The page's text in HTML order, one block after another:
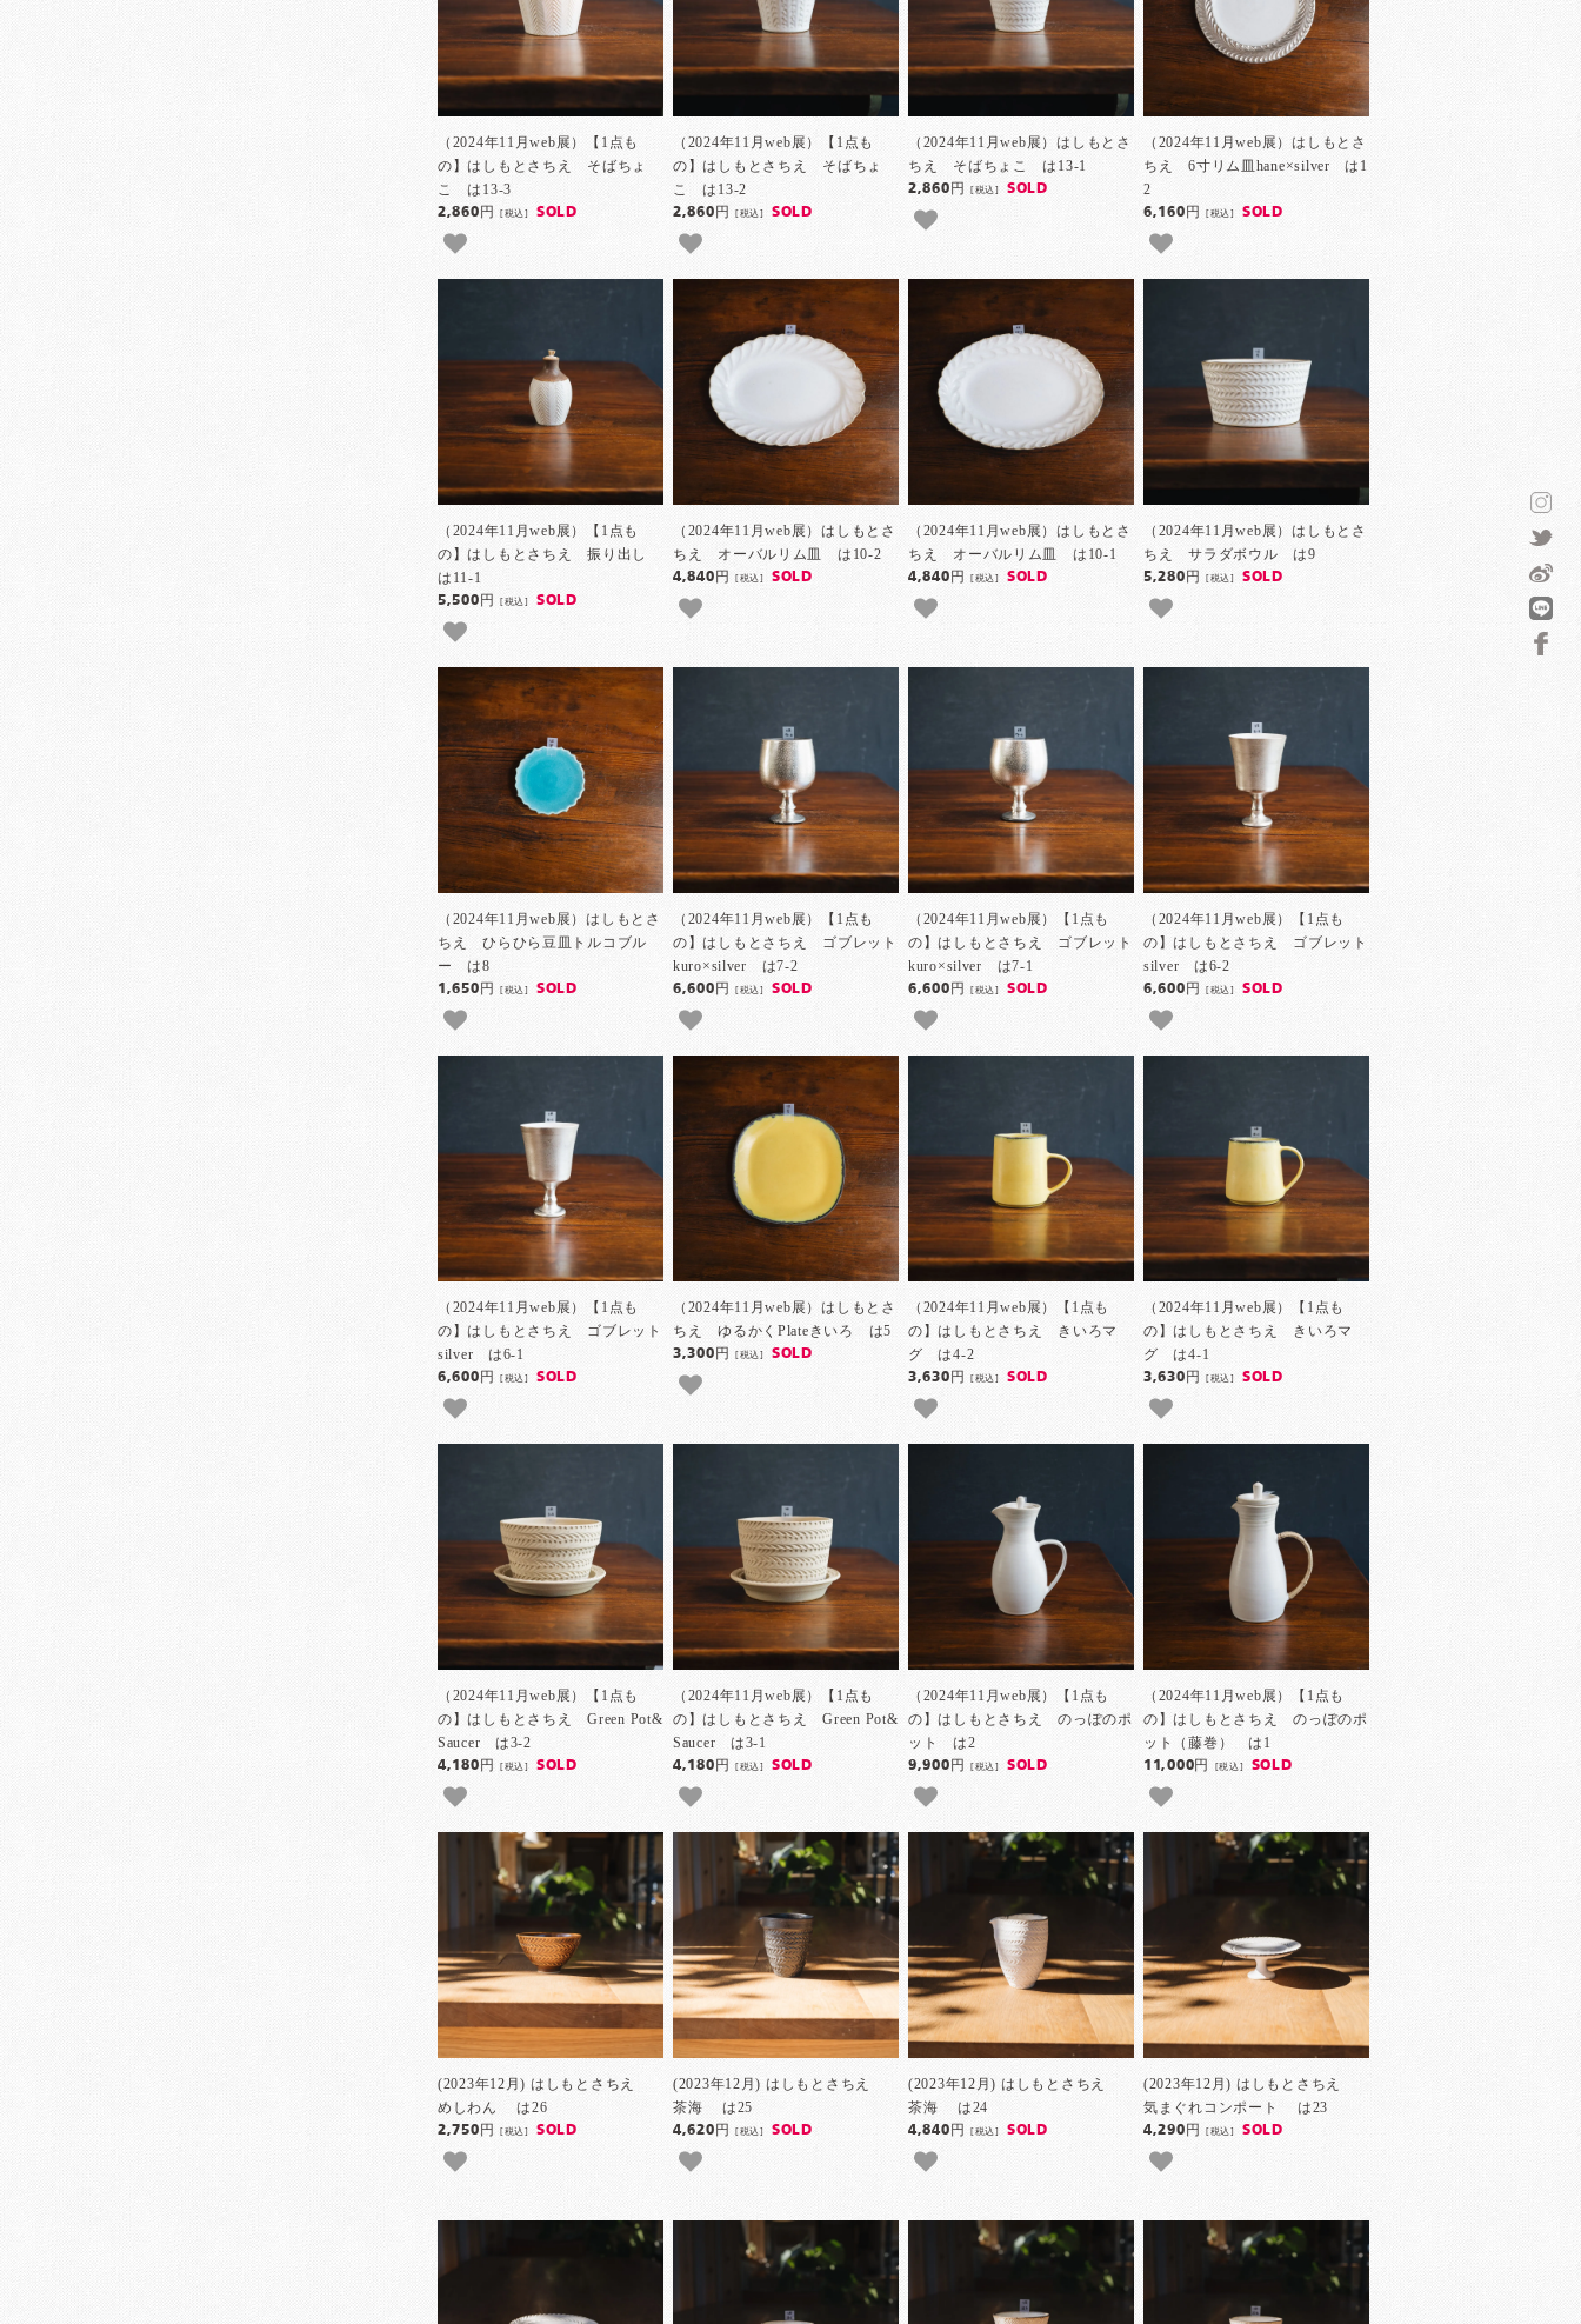
（2024年11月web展）【1点も
の】はしもとさちえ そばちょ
こ は13-3
2,860円[税込] SOLD
（2024年11月web展）【1点も
の】はしもとさちえ そばちょ
こ は13-2
2,860円[税込] SOLD
（2024年11月web展）はしもとさ
ちえ そばちょこ は13-1
2,860円[税込] SOLD
（2024年11月web展）はしもとさ
ちえ 6寸リム皿hane×silver は1
2
6,160円[税込] SOLD
（2024年11月web展）【1点も
の】はしもとさちえ 振り出し
は11-1
5,500円[税込] SOLD
（2024年11月web展）はしもとさ
ちえ オーバルリム皿 は10-2
4,840円[税込] SOLD
（2024年11月web展）はしもとさ
ちえ オーバルリム皿 は10-1
4,840円[税込] SOLD
（2024年11月web展）はしもとさ
ちえ サラダボウル は9
5,280円[税込] SOLD
（2024年11月web展）はしもとさ
ちえ ひらひら豆皿トルコブル
ー は8
1,650円[税込] SOLD
（2024年11月web展）【1点も
の】はしもとさちえ ゴブレット
kuro×silver は7-2
6,600円[税込] SOLD
（2024年11月web展）【1点も
の】はしもとさちえ ゴブレット
kuro×silver は7-1
6,600円[税込] SOLD
（2024年11月web展）【1点も
の】はしもとさちえ ゴブレット
silver は6-2
6,600円[税込] SOLD
（2024年11月web展）【1点も
の】はしもとさちえ ゴブレット
silver は6-1
6,600円[税込] SOLD
（2024年11月web展）はしもとさ
ちえ ゆるかくPlateきいろ は5
3,300円[税込] SOLD
（2024年11月web展）【1点も
の】はしもとさちえ きいろマ
グ は4-2
3,630円[税込] SOLD
（2024年11月web展）【1点も
の】はしもとさちえ きいろマ
グ は4-1
3,630円[税込] SOLD
（2024年11月web展）【1点も
の】はしもとさちえ Green Pot&
Saucer は3-2
4,180円[税込] SOLD
（2024年11月web展）【1点も
の】はしもとさちえ Green Pot&
Saucer は3-1
4,180円[税込] SOLD
（2024年11月web展）【1点も
の】はしもとさちえ のっぽのポ
ット は2
9,900円[税込] SOLD
（2024年11月web展）【1点も
の】はしもとさちえ のっぽのポ
ット（藤巻） は1
11,000円 [税込] SOLD
(2023年12月) はしもとさちえ
めしわん は26
2,750円[税込] SOLD
(2023年12月) はしもとさちえ
茶海 は25
4,620円[税込] SOLD
(2023年12月) はしもとさちえ
茶海 は24
4,840円[税込] SOLD
(2023年12月) はしもとさちえ
気まぐれコンポート は23
4,290円[税込] SOLD